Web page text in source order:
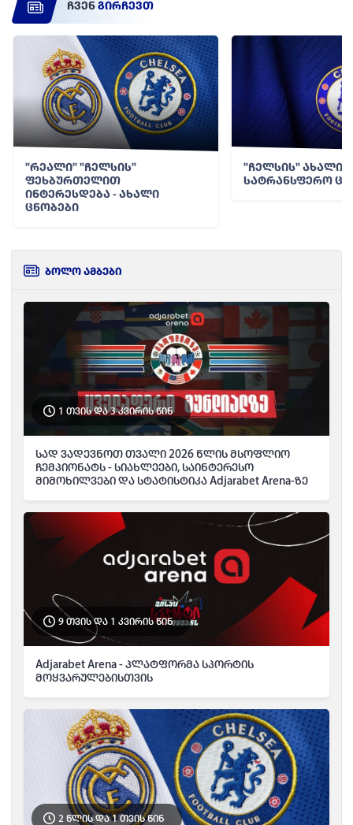
ჩვენ გირჩევთ
"რეალი" "ჩელსის"
ფეხბურთელით
ინტერესდება - ახალი
ცნობები
"ჩელსის" ახალი
სატრანსფერო
ბოლო ამბები
1 თვის და 3 კვირის წინ
სად ვადევნოთ თვალი 2026 წლის მსოფლიო
ჩემპიონატს - სიახლეები, საინტერესო
მიმოხილვები და სტატისტიკა Adjarabet Arena-ზე
9 თვის და 1 კვირის წინ
Adjarabet Arena - პლატფორმა სპორტის
მოყვარულებისთვის
2 წლის და 1 თვის წინ